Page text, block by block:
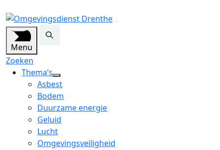
Menu
Zoeken
Thema’s
open
dropdown
menu
Asbest
Bodem
Duurzame energie
Geluid
Lucht
Omgevingsveiligheid